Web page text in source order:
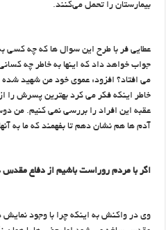
بیمارستان را تحمل می‌کنند.
عطایی فر با طرح این سوال ها که چه کسی
جواب خواهد داد که اینها به خاطر چه
خاطر اینکه فکر می کرد بهترین پسرش را
عقبه این افراد را بررسی نمی کنیم. من
آدم ها هم نشان دهم تا بفهمند که ما به
اگر با مردم روراست باشیم از دفاع
وی در واکنش به اینکه چرا با وجود نمایش